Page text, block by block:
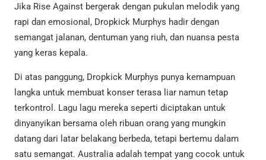
Jika Rise Against bergerak dengan pukulan melodik yang
rapi dan emosional, Dropkick Murphys hadir dengan
semangat jalanan, dentuman yang riuh, dan nuansa pesta
yang keras kepala.
Di atas panggung, Dropkick Murphys punya kemampuan
langka untuk membuat konser terasa liar namun tetap
terkontrol. Lagu lagu mereka seperti diciptakan untuk
dinyanyikan bersama oleh ribuan orang yang mungkin
datang dari latar belakang berbeda, tetapi bertemu dalam
satu semangat. Australia adalah tempat yang cocok untuk